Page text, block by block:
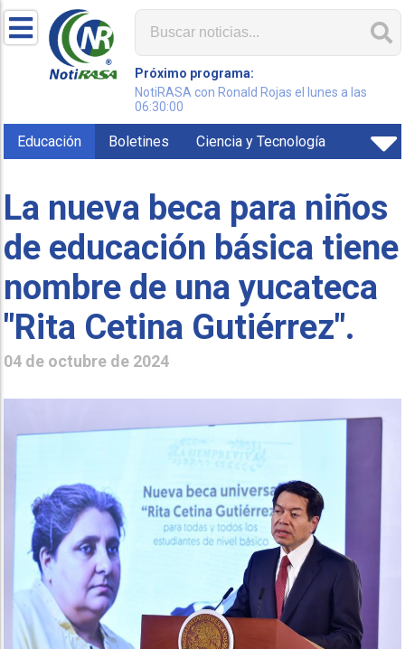
Próximo programa:
NotiRASA con Ronald Rojas el lunes a las
06:30:00
Educación Boletines Ciencia y Tecnología
La nueva beca para niños
de educación básica tiene
nombre de una yucateca
"Rita Cetina Gutiérrez".
04 de octubre de 2024